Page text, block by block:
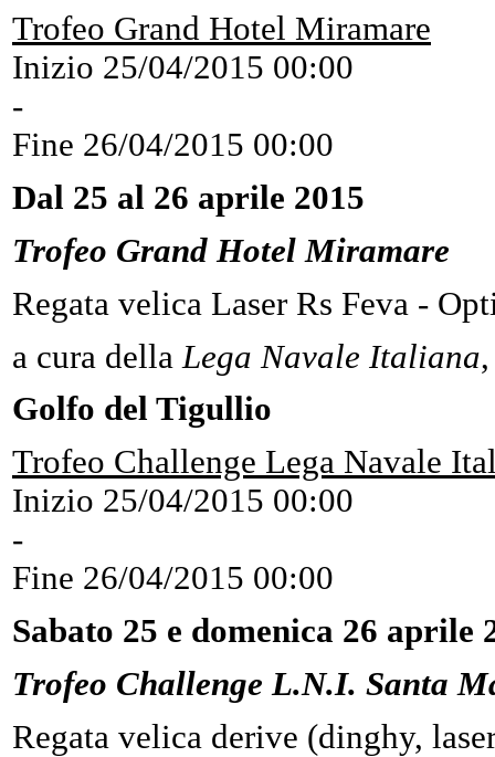
Trofeo Grand Hotel Miramare
Inizio 25/04/2015 00:00
-
Fine 26/04/2015 00:00
Dal 25 al 26 aprile 2015
Trofeo Grand Hotel Miramare
Regata velica Laser Rs Feva -
a cura della Lega Navale Italiana
Golfo del Tigullio
Trofeo Challenge Lega Navale
Inizio 25/04/2015 00:00
-
Fine 26/04/2015 00:00
Sabato 25 e domenica 26 aprile
Trofeo Challenge L.N.I. Santa
Regata velica derive (dinghy,